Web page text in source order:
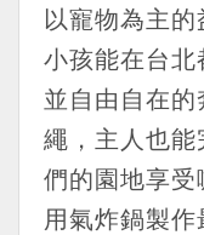
以寵物為主
小孩能在台
並自由自在
繩，主人也
們的園地享受
用氣炸鍋製